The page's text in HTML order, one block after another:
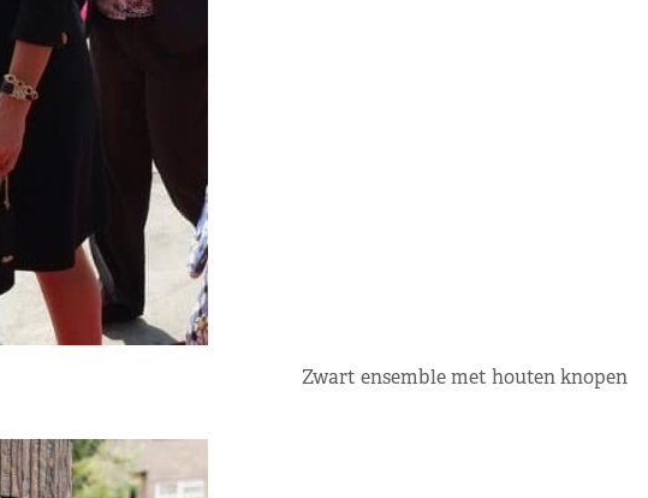
Zwart ensemble met houten knopen